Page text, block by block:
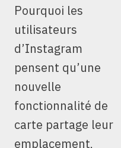
L’ARTICLE
Pourquoi les
utilisateurs
d’Instagram
pensent qu’une
nouvelle
fonctionnalité de
carte partage leur
emplacement,